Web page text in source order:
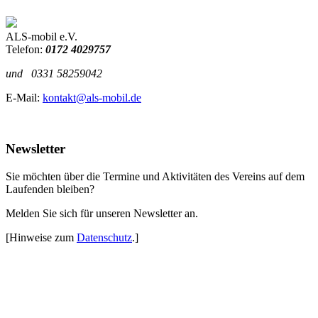
ALS-mobil e.V.
Telefon: 0172 4029757
und 0331 58259042
E-Mail: kontakt@als-mobil.de
Newsletter
Sie möchten über die Termine und Aktivitäten des Vereins auf dem
Laufenden bleiben?
Melden Sie sich für unseren Newsletter an.
[Hinweise zum Datenschutz.]